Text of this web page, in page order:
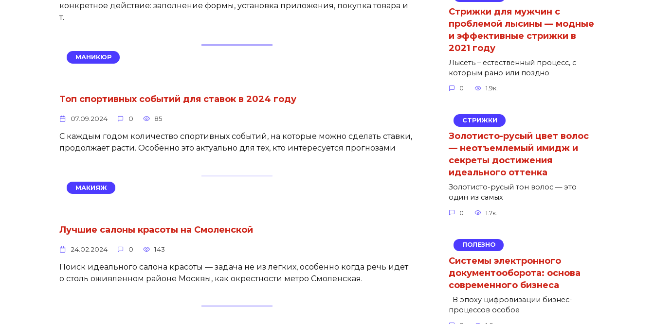
конкретное действие: заполнение формы, установка приложения, покупка товара и
т.
МАНИКЮР
Топ спортивных событий для ставок в 2024 году
07.09.2024 0 85
С каждым годом количество спортивных событий, на которые можно сделать ставки,
продолжает расти. Особенно это актуально для тех, кто интересуется прогнозами
МАКИЯЖ
Лучшие салоны красоты на Смоленской
24.02.2024 0 143
Поиск идеального салона красоты — задача не из легких, особенно когда речь идет
о столь оживленном районе Москвы, как окрестности метро Смоленская.
Стрижки для мужчин с
проблемой лысины — модные
и эффективные стрижки в
2021 году
Лысеть – естественный процесс, с
которым рано или поздно
0 1.9к.
СТРИЖКИ
Золотисто-русый цвет волос
— неотъемлемый имидж и
секреты достижения
идеального оттенка
Золотисто-русый тон волос — это
один из самых
0 1.7к.
ПОЛЕЗНО
Системы электронного
документооборота: основа
современного бизнеса
В эпоху цифровизации бизнес-
процессов особое